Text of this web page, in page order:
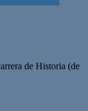
de Historia (de